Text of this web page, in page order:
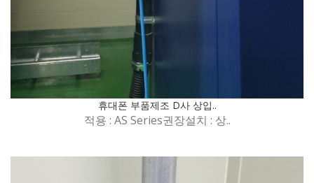
휴대폰 부품제조 D사 상입..
적용 : AS Series권장설치 : 상..